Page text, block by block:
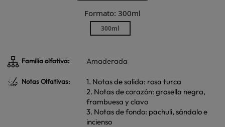
Formato: 300ml
300ml
Familia olfativa: Amaderada
Notas Olfativas:
1. Notas de salida: rosa turca
2. Notas de corazón: grosella negra,
frambuesa y clavo
3. Notas de fondo: pachulí, sándalo e
incienso